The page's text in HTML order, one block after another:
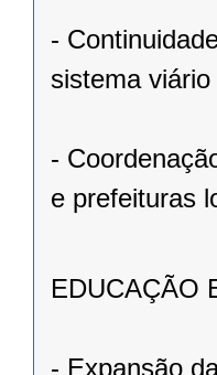
-
sistema
-
e prefeituras
EDUCAÇÃO
- Expansão